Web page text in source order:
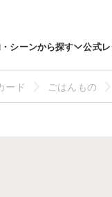
シーンから探す 公式
ード ごはんもの